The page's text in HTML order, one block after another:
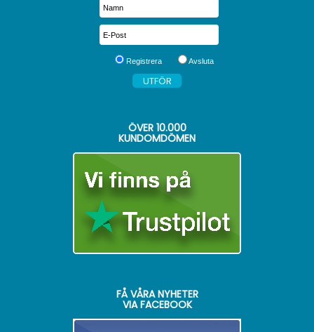
Registrera Avsluta
ÖVER 10.000
KUNDOMDÖMEN
FÅ VÅRA NYHETER
VIA FACEBOOK